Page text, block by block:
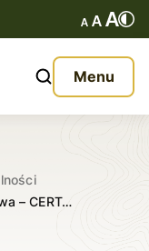
Menu
– CERT…